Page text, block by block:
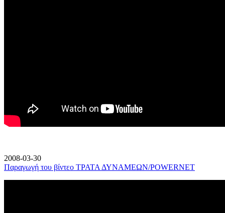
2008-03-30
Παραγωγή του βίντεο ΤΡΑΤΑ ΔΥΝΑΜΕΩΝ/POWERNET